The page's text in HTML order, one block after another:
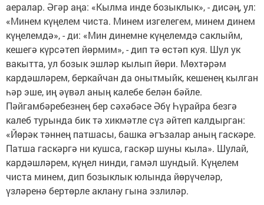
аералар. Әгәр аңа: «Кылма инде бозыклык», - дисәң, ул:
«Минем күңелем чиста. Минем изгелегем, минем динем
күңелемдә», - ди: «Мин динемне күңелемдә саклыйм,
кешегә күрсәтеп йөрмим», - дип тә өстәп куя. Шул ук
вакытта, ул бозык эшләр кылып йөри. Мөхтәрәм
кардәшләрем, беркайчан да онытмыйк, кешенең кылган
һәр эше, иң әүвәл аның калебе белән бәйле.
Пәйгамбәребезнең бер сәхәбәсе Әбү Һүрайра безгә
калеб турында бик тә хикмәтле сүз әйтеп калдырган:
«Йөрәк тәннең патшасы, башка әгъзалар аның гаскәре.
Патша гаскәргә ни кушса, гаскәр шуны кыла». Шулай,
кардәшләрем, күңел нинди, гамәл шундый. Күңелем
чиста минем, дип бозыклык юлында йөрүчеләр,
үзләренә бертөрле аклану гына эзлиләр.